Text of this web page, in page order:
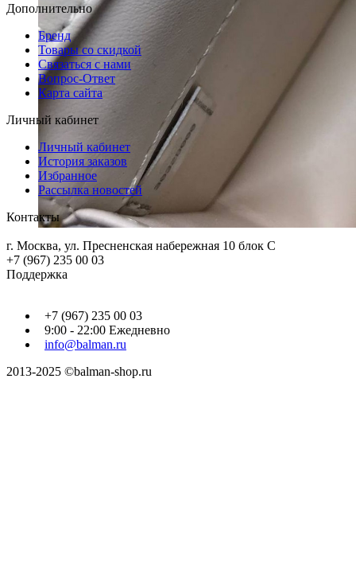
Дополнительно
Бренд
Товары со скидкой
Связаться с нами
Вопрос-Ответ
Карта сайта
Личный кабинет
Личный кабинет
История заказов
Избранное
Рассылка новостей
Контакты
г. Москва, ул. Пресненская набережная 10 блок С
+7 (967) 235 00 03
Поддержка
+7 (967) 235 00 03
9:00 - 22:00 Ежедневно
info@balman.ru
2013-2025 ©balman-shop.ru